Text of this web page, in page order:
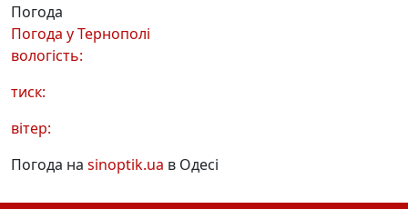
Погода
Погода уТернополі
вологість:
тиск:
вітер:
Погода на sinoptik.ua в Одесі